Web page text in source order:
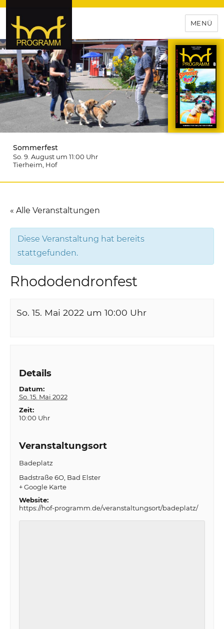
hof-programm – das
Veranstaltungsportal für
Hochfranken
MENÜ
Sommerfest
So. 9. August um 11:00 Uhr
Tierheim , Hof
« Alle Veranstaltungen
Diese Veranstaltung hat bereits
stattgefunden.
Rhododendronfest
So. 15. Mai 2022 um 10:00 Uhr
Details
Datum:
So. 15. Mai 2022
Zeit:
10:00 Uhr
Veranstaltungsort
Badeplatz
Badstraße 6O Bad Elster
+ Google Karte
Website:
https://hof-programm.de/veranstaltungsort/badeplatz/